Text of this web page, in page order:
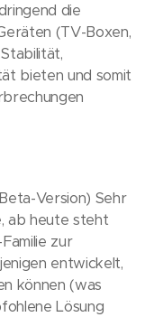
die
(TV-Boxen,
bieten und somit
Version) Sehr
ab heute steht
zur
entwickelt,
können (was
Lösung